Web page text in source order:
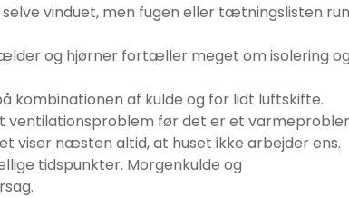
vinduet, men fugen eller tætningslisten
og hjørner fortæller meget om isolering
kombinationen af kulde og for lidt luftskifte.
ventilationsproblem før det er et
viser næsten altid, at huset ikke arbejder ens.
tidspunkter. Morgenkulde og